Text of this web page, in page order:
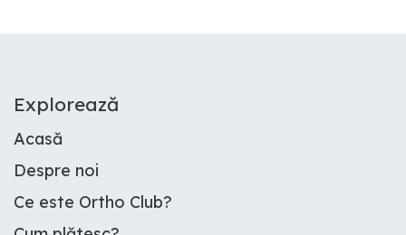
E​xplorează
Acasă
Despre noi
Ce este Ortho Club?